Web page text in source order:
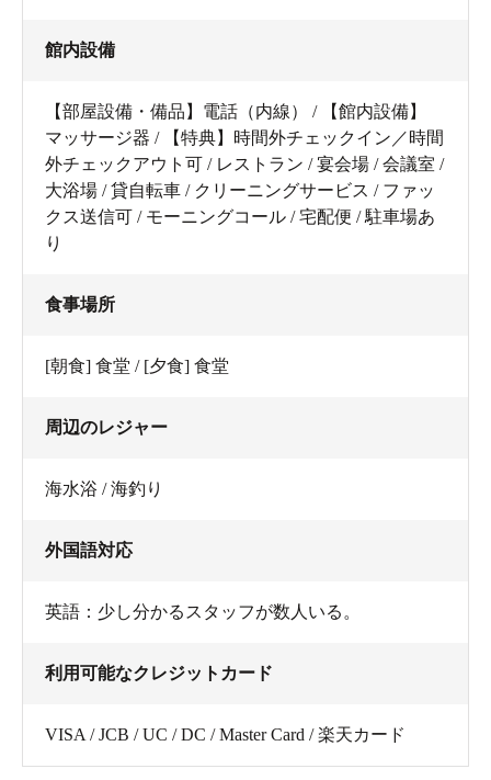
館内設備
【部屋設備・備品】電話（内線） / 【館内設備】
マッサージ器 / 【特典】時間外チェックイン／時間
外チェックアウト可 / レストラン / 宴会場 / 会議室 /
大浴場 / 貸自転車 / クリーニングサービス / ファッ
クス送信可 / モーニングコール / 宅配便 / 駐車場あ
り
食事場所
[朝食] 食堂 / [夕食] 食堂
周辺のレジャー
海水浴 / 海釣り
外国語対応
英語：少し分かるスタッフが数人いる。
利用可能なクレジットカード
VISA / JCB / UC / DC / Master Card / 楽天カード